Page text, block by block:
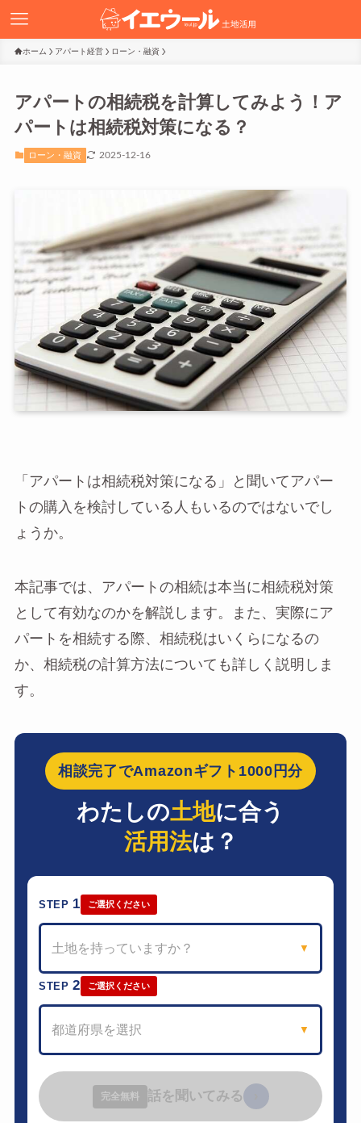
ホーム アパート経営 ローン・融資
アパートの相続税を計算してみよう！ア
パートは相続税対策になる？
ローン・融資 2025-12-16
「アパートは相続税対策になる」と聞いてアパー
トの購入を検討している人もいるのではないでし
ょうか。
本記事では、アパートの相続は本当に相続税対策
として有効なのかを解説します。また、実際にア
パートを相続する際、相続税はいくらになるの
か、相続税の計算方法についても詳しく説明しま
す。
相談完了でAmazonギフト1000円分
わたしの土地に合う
活用法は？
STEP 1 ご選択ください
土地を持っていますか？ ▼
STEP2 ご選択ください
都道府県を選択 ▼
完全無料 話を聞いてみる